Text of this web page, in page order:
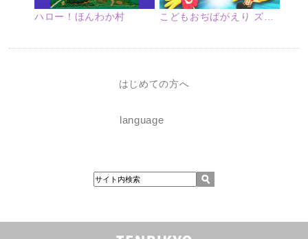
ハロー！ほんわか村 こどもおぢばがえり ズームアップ
はじめての方へ
language